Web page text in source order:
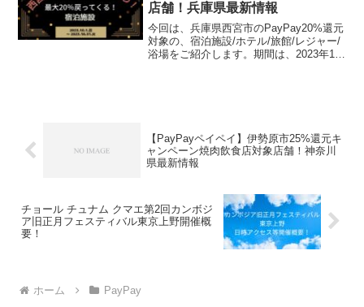
店舗！兵庫県最新情報
今回は、兵庫県西宮市のPayPay20%還元
対象の、宿泊施設/ホテル/旅館/レジャー/
浴場をご紹介します。期間は、2023年10
【PayPayペイペイ】伊勢原市25%還元キ
ャンペーン焼肉飲食店対象店舗！神奈川
県最新情報
チョール チュナム クマエ第2回カンボジ
ア旧正月フェスティバル東京上野開催概
要！
ホーム PayPay